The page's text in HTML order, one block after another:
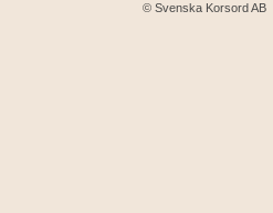
© Svenska Korsord AB